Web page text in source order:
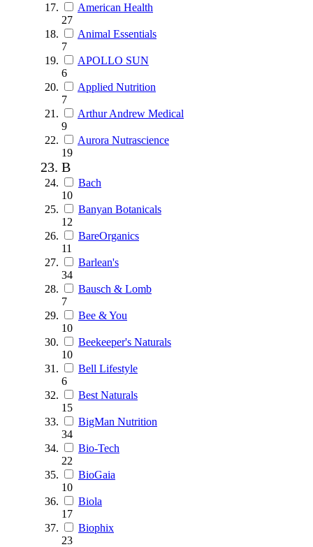
American Health
27
Animal Essentials
7
APOLLO SUN
6
Applied Nutrition
7
Arthur Andrew Medical
9
Aurora Nutrascience
19
B
Bach
10
Banyan Botanicals
12
BareOrganics
11
Barlean's
34
Bausch & Lomb
7
Bee & You
10
Beekeeper's Naturals
10
Bell Lifestyle
6
Best Naturals
15
BigMan Nutrition
34
Bio-Tech
22
BioGaia
10
Biola
17
Biophix
23